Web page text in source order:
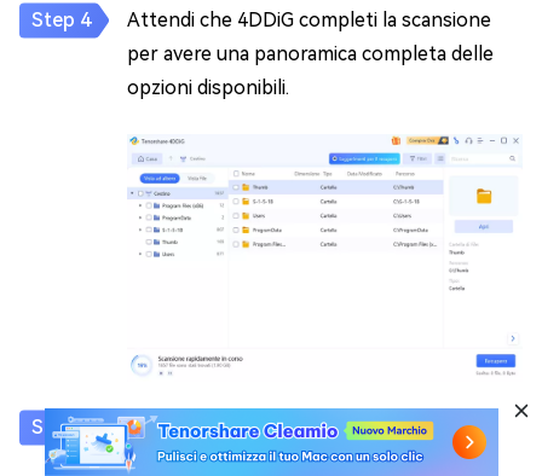
Attendi che 4DDiG completi la scansione
per avere una panoramica completa delle
opzioni disponibili.
Infine, seleziona i file che desideri
recuperare e clicca su [Recupero].